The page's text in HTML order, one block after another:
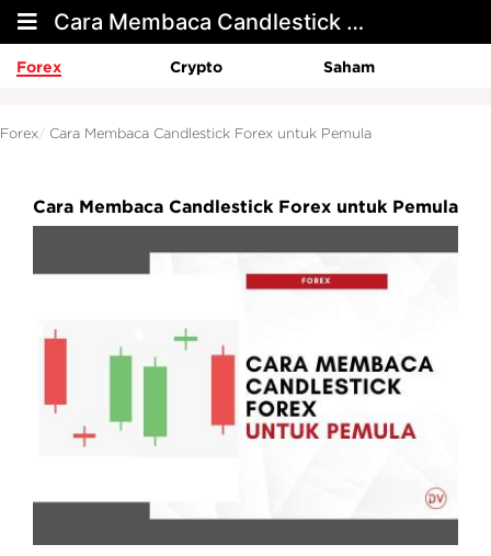
Cara Membaca Candlestick Forex untuk Pemula
Forex Crypto Saham
Forex Cara Membaca Candlestick Forex untuk Pemula
Cara Membaca Candlestick Forex untuk Pemula